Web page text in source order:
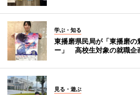
学ぶ・知る
東播磨県民局が「東播磨の
ー」 高校生対象の就職企
見る・遊ぶ